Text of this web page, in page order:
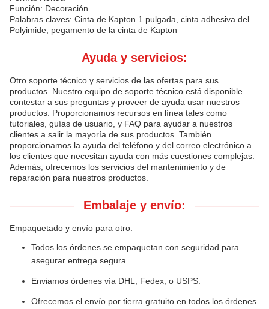
Función: Decoración
Palabras claves: Cinta de Kapton 1 pulgada, cinta adhesiva del
Polyimide, pegamento de la cinta de Kapton
Ayuda y servicios:
Otro soporte técnico y servicios de las ofertas para sus
productos. Nuestro equipo de soporte técnico está disponible
contestar a sus preguntas y proveer de ayuda usar nuestros
productos. Proporcionamos recursos en línea tales como
tutoriales, guías de usuario, y FAQ para ayudar a nuestros
clientes a salir la mayoría de sus productos. También
proporcionamos la ayuda del teléfono y del correo electrónico a
los clientes que necesitan ayuda con más cuestiones complejas.
Además, ofrecemos los servicios del mantenimiento y de
reparación para nuestros productos.
Embalaje y envío:
Empaquetado y envío para otro:
Todos los órdenes se empaquetan con seguridad para
asegurar entrega segura.
Enviamos órdenes vía DHL, Fedex, o USPS.
Ofrecemos el envío por tierra gratuito en todos los órdenes